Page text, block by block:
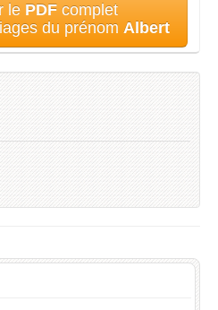
le PDF complet
du prénom Albert